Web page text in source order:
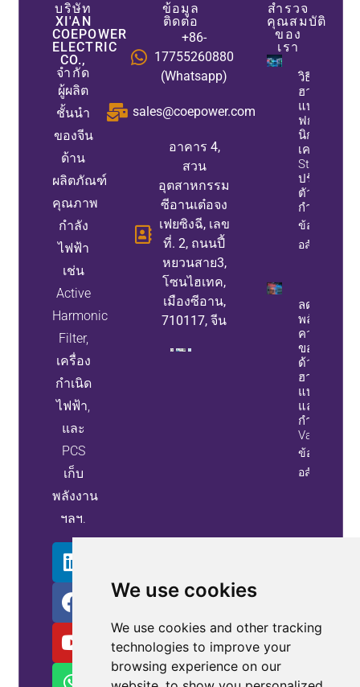
We use cookies
We use cookies and other tracking
technologies to improve your
browsing experience on our
บริษัท
XI'AN
COEPOWER
ELECTRIC
CO.,
จำกัด
ผู้ผลิต
ชั้นนำ
ของจีน
ด้าน
ผลิตภัณฑ์
คุณภาพ
กำลัง
ไฟฟ้า
เช่น
Active
Harmonic
Filter,
เครื่อง
กำเนิด
ไฟฟ้า,
และ
PCS
เก็บ
พลังงาน
ฯลฯ.
ข้อมูล
ติดต่อ
+86-
17755260880
(Whatsapp)
sales@coepower.com
อาคาร 4,
สวน
อุตสาหกรรม
ซีอานเต๋อจง
เฟยซิงฉี, เลข
ที่. 2, ถนนปี้
หยวนสาย3,
โซนไฮเทค,
เมืองซีอาน,
710117, จีน
สำรวจ
คุณสมบัติ
ของ
เรา
วิธีที่ตัวกรอง
ฮาร์มอนิก
แบบแอคที
ฟกำจัดฮาร์
นิกในขณะที่
เครื่องกำเนิ
Static Var
ปรับปรุง
ตัวประกอบ
กำลัง
ข้อมูล
อสังหาริมท
ลดการสูญเ
พลังงานและ
ความล้มเห
ของอุปกรณ์
ด้วยตัวกรอง
ฮาร์มอนิก
แบบแอคที
และเครื่อง
กำเนิด
Var
ข้อมูล
อสังหาริมท